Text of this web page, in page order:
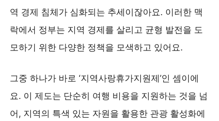
역 경제 침체가 심화되는 추세이잖아요. 이러한 맥
락에서 정부는 지역 경제를 살리고 균형 발전을 도
모하기 위한 다양한 정책을 모색하고 있어요.
그중 하나가 바로 ‘지역사랑휴가지원제’인 셈이에
요. 이 제도는 단순히 여행 비용을 지원하는 것을 넘
어, 지역의 특색 있는 자원을 활용한 관광 활성화에